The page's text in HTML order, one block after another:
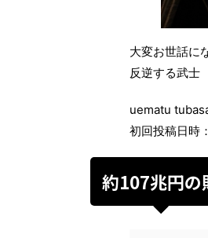
大変お世話に
反逆する武士
uematu
初回投稿日時
約107兆円の